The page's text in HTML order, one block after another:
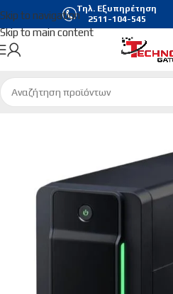
Skip to navigation
Skip to main content
Τηλ. Εξυπηρέτηση
2511-104-545
Αρχική σελίδα/Ασφάλεια Η/Υ/